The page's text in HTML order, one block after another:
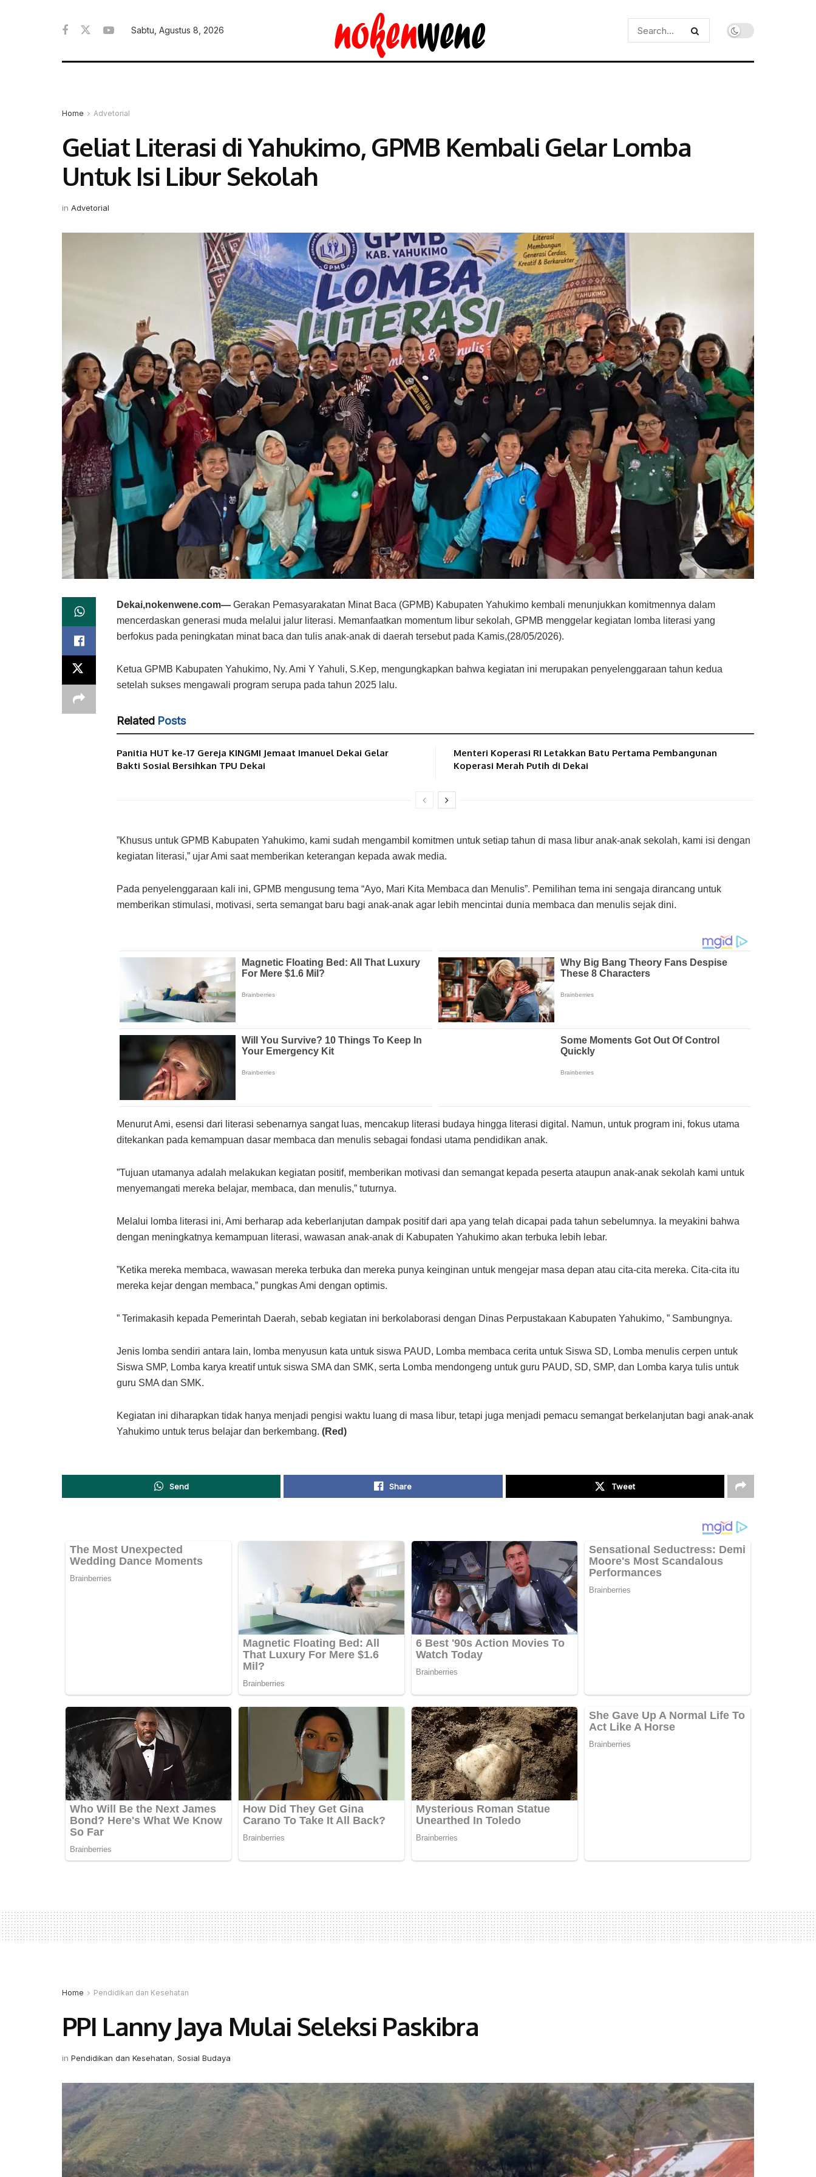
Sabtu, Agustus 8, 2026
Home Advetorial
​Geliat Literasi di Yahukimo, GPMB Kembali Gelar Lomba
Untuk Isi Libur Sekolah
in Advetorial
Dekai,nokenwene.com— Gerakan Pemasyarakatan Minat Baca (GPMB) Kabupaten Yahukimo kembali menunjukkan komitmennya dalam
mencerdaskan generasi muda melalui jalur literasi. Memanfaatkan momentum libur sekolah, GPMB menggelar kegiatan lomba literasi yang
berfokus pada peningkatan minat baca dan tulis anak-anak di daerah tersebut pada Kamis,(28/05/2026).
​Ketua GPMB Kabupaten Yahukimo, Ny. Ami Y Yahuli, S.Kep, mengungkapkan bahwa kegiatan ini merupakan penyelenggaraan tahun kedua
setelah sukses mengawali program serupa pada tahun 2025 lalu.
Related Posts
Panitia HUT ke-17 Gereja KINGMI Jemaat Imanuel Dekai Gelar
Bakti Sosial Bersihkan TPU Dekai
Menteri Koperasi RI Letakkan Batu Pertama Pembangunan
Koperasi Merah Putih di Dekai
​”Khusus untuk GPMB Kabupaten Yahukimo, kami sudah mengambil komitmen untuk setiap tahun di masa libur anak-anak sekolah, kami isi dengan
kegiatan literasi,” ujar Ami saat memberikan keterangan kepada awak media.
​Pada penyelenggaraan kali ini, GPMB mengusung tema “Ayo, Mari Kita Membaca dan Menulis”. Pemilihan tema ini sengaja dirancang untuk
memberikan stimulasi, motivasi, serta semangat baru bagi anak-anak agar lebih mencintai dunia membaca dan menulis sejak dini.
​Menurut Ami, esensi dari literasi sebenarnya sangat luas, mencakup literasi budaya hingga literasi digital. Namun, untuk program ini, fokus utama
ditekankan pada kemampuan dasar membaca dan menulis sebagai fondasi utama pendidikan anak.
​”Tujuan utamanya adalah melakukan kegiatan positif, memberikan motivasi dan semangat kepada peserta ataupun anak-anak sekolah kami untuk
menyemangati mereka belajar, membaca, dan menulis,” tuturnya.
​Melalui lomba literasi ini, Ami berharap ada keberlanjutan dampak positif dari apa yang telah dicapai pada tahun sebelumnya. Ia meyakini bahwa
dengan meningkatnya kemampuan literasi, wawasan anak-anak di Kabupaten Yahukimo akan terbuka lebih lebar.
​”Ketika mereka membaca, wawasan mereka terbuka dan mereka punya keinginan untuk mengejar masa depan atau cita-cita mereka. Cita-cita itu
mereka kejar dengan membaca,” pungkas Ami dengan optimis.
” Terimakasih kepada Pemerintah Daerah, sebab kegiatan ini berkolaborasi dengan Dinas Perpustakaan Kabupaten Yahukimo, ” Sambungnya.
Jenis lomba sendiri antara lain, lomba menyusun kata untuk siswa PAUD, Lomba membaca cerita untuk Siswa SD, Lomba menulis cerpen untuk
Siswa SMP, Lomba karya kreatif untuk siswa SMA dan SMK, serta Lomba mendongeng untuk guru PAUD, SD, SMP, dan Lomba karya tulis untuk
guru SMA dan SMK.
​Kegiatan ini diharapkan tidak hanya menjadi pengisi waktu luang di masa libur, tetapi juga menjadi pemacu semangat berkelanjutan bagi anak-anak
Yahukimo untuk terus belajar dan berkembang. (Red)
Send Share Tweet
Home Pendidikan dan Kesehatan
PPI Lanny Jaya Mulai Seleksi Paskibra
in Pendidikan dan Kesehatan, Sosial Budaya